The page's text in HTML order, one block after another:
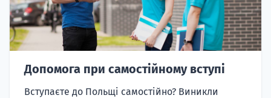
Допомога при самостійному вступі
Вступаєте до Польщі самостійно? Виникли